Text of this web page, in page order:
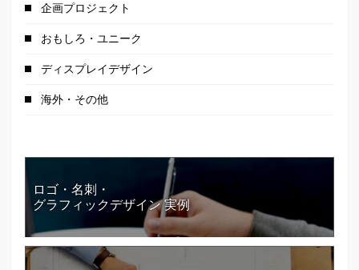
企画プロジェクト
おもしろ・ユニーク
ディスプレイデザイン
海外・その他
ロゴ・名刺・
グラフィックデザイン 実例